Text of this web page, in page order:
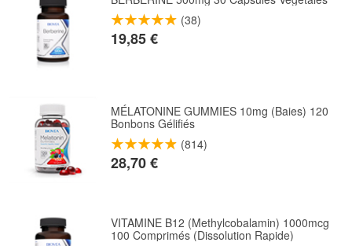
(38)
19,85 €
MÉLATONINE GUMMIES 10mg (Baies) 120
Bonbons Gélifiés
(814)
28,70 €
VITAMINE B12 (Methylcobalamin) 1000mcg
100 Comprimés (Dissolution Rapide)